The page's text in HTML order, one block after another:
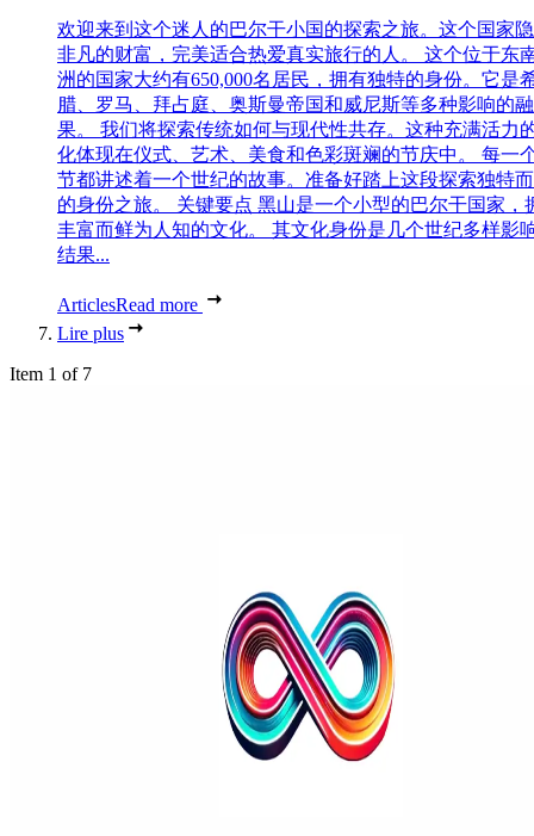
欢迎来到这个迷人的巴尔干小国的探索之旅。这个国家
非凡的财富，完美适合热爱真实旅行的人。 这个位于东
洲的国家大约有650,000名居民，拥有独特的身份。它是
腊、罗马、拜占庭、奥斯曼帝国和威尼斯等多种影响的
果。 我们将探索传统如何与现代性共存。这种充满活力
化体现在仪式、艺术、美食和色彩斑斓的节庆中。 每一
节都讲述着一个世纪的故事。准备好踏上这段探索独特
的身份之旅。 关键要点 黑山是一个小型的巴尔干国家，
丰富而鲜为人知的文化。 其文化身份是几个世纪多样影
结果...
ArticlesRead more
Lire plus
Item 1 of 7